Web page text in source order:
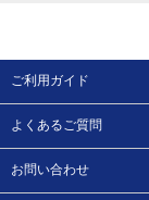
ご利用ガイド
よくあるご質問
お問い合わせ